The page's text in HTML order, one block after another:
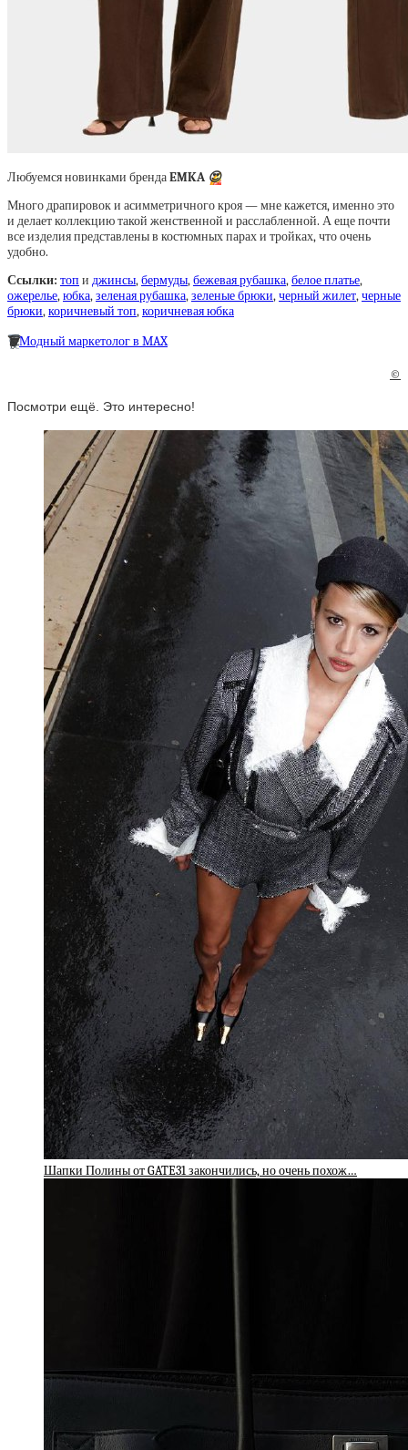
Любуемся новинками брендаEMKA 😍
Много драпировок и асимметричного кроя — мне кажется, именно это
и делает коллекцию такой женственной и расслабленной. А еще почти
все изделия представлены в костюмных парах и тройках, что очень
удобно.
Ссылки: топ и джинсы,бермуды,бежевая рубашка,белое платье,
ожерелье,юбка,зеленая рубашка,зеленые брюки,черный жилет,черные
брюки,коричневый топ,коричневая юбка
🗑Модный маркетолог в MAX
©
Посмотри ещё. Это интересно!
Шапки Полины от GATE31 закончились, но очень похож…